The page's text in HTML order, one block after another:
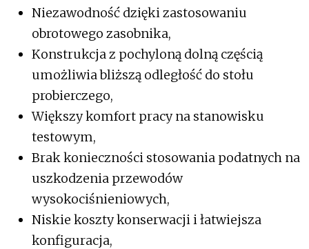
Niezawodność dzięki zastosowaniu
obrotowego zasobnika,
Konstrukcja z pochyloną dolną częścią
umożliwia bliższą odległość do stołu
probierczego,
Większy komfort pracy na stanowisku
testowym,
Brak konieczności stosowania podatnych na
uszkodzenia przewodów
wysokociśnieniowych,
Niskie koszty konserwacji i łatwiejsza
konfiguracja,